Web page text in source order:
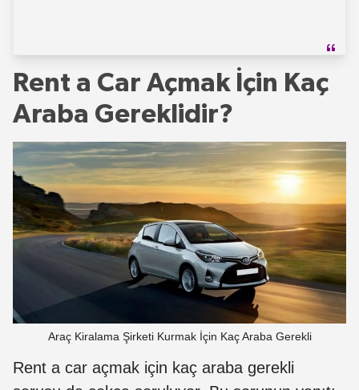
Rent a Car Açmak İçin Kaç
Araba Gereklidir?
Araç Kiralama Şirketi Kurmak İçin Kaç Araba Gerekli
Rent a car açmak için kaç araba gerekli